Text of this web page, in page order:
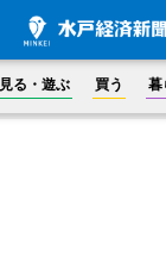
見る・遊ぶ 買う 暮